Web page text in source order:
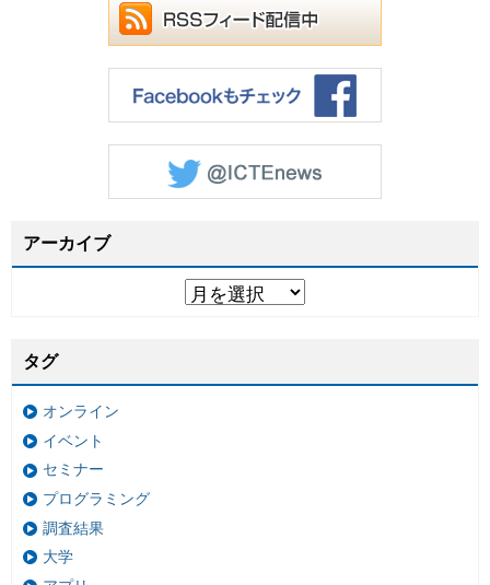
アーカイブ
タグ
オンライン
イベント
セミナー
プログラミング
調査結果
大学